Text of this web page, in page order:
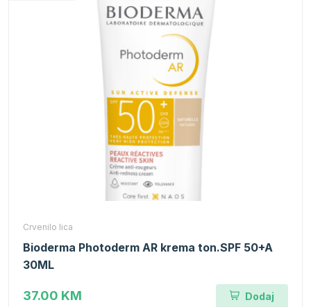
Crvenilo lica
Bioderma Photoderm AR krema ton.SPF 50+A
30ML
37.00 KM Dodaj